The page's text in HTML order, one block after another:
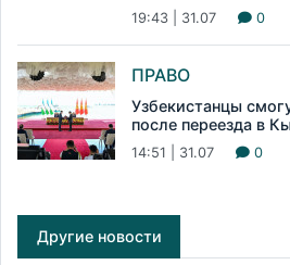
19:43 | 31.07 0
ПРАВО
Узбекистанцы
после переезда в
14:51 | 31.07 0
Другие новости